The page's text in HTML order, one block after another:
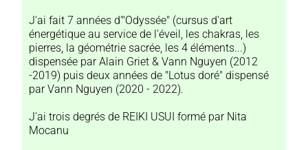
J'ai fait 7 années d'"Odyssée" (cursus d'art
énergétique au service de l'éveil, les chakras, les
pierres, la géométrie sacrée, les 4 éléments...)
dispensée par Alain Griet & Vann Nguyen (2012
-2019) puis deux années de "Lotus doré" dispensé
par Vann Nguyen (2020 - 2022).
J'ai trois degrés de REIKI USUI formé par Nita
Mocanu